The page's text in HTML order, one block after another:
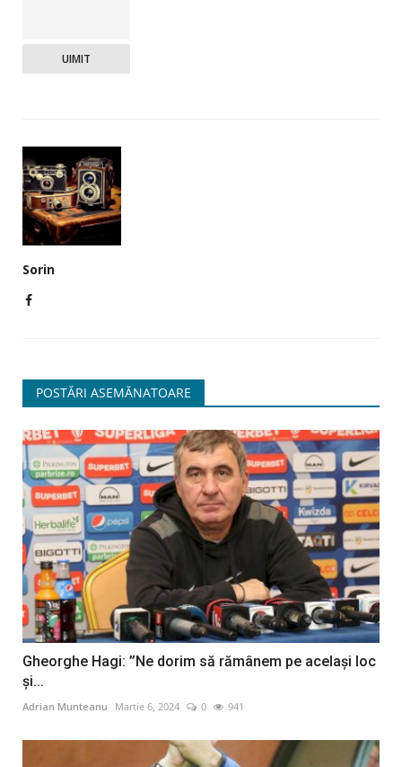
UIMIT
Sorin
POSTĂRI ASEMĂNATOARE
Gheorghe Hagi: ’’Ne dorim să rămânem pe acelaşi loc
şi...
Adrian Munteanu Martie 6, 2024 0 941